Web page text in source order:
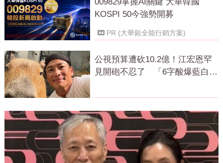
KOSPI 50今強勢開募
PR (大華銀全能行銷方案)
公視預算遭砍10.2億！江宏恩罕
見開砲不忍了 「6字酸爆藍白」